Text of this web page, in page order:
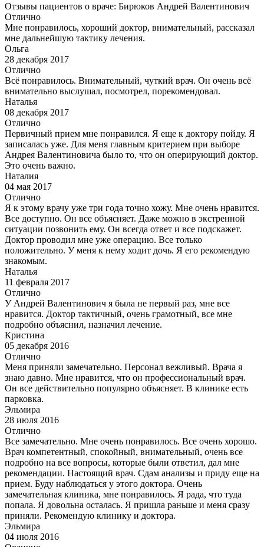
Отзывы пациентов о враче: Бирюков Андрей Валентинович
Отлично
Мне понравилось, хороший доктор, внимательный, рассказал
мне дальнейшую тактику лечения.
Ольга
28 декабря 2017
Отлично
Всё понравилось. Внимательный, чуткий врач. Он очень всё
внимательно выслушал, посмотрел, порекомендовал.
Наталья
08 декабря 2017
Отлично
Первичный прием мне понравился. Я еще к доктору пойду. Я
записалась уже. Для меня главным критерием при выборе
Андрея Валентиновича было то, что он оперирующий доктор.
Это очень важно.
Наталия
04 мая 2017
Отлично
Я к этому врачу уже три года точно хожу. Мне очень нравится.
Все доступно. Он все объясняет. Даже можно в экстренной
ситуации позвонить ему. Он всегда ответ и все подскажет.
Доктор проводил мне уже операцию. Все только
положительно. У меня к нему ходит дочь. Я его рекомендую
знакомым.
Наталья
11 февраля 2017
Отлично
У Андрей Валентинович я была не первый раз, мне все
нравится. Доктор тактичный, очень грамотный, все мне
подробно объяснил, назначил лечение.
Кристина
05 декабря 2016
Отлично
Меня приняли замечательно. Персонал вежливый. Врача я
знаю давно. Мне нравится, что он профессиональный врач.
Он все действительно популярно объясняет. В клинике есть
парковка.
Эльмира
28 июля 2016
Отлично
Все замечательно. Мне очень понравилось. Все очень хорошо.
Врач компетентный, спокойный, внимательный, очень все
подробно на все вопросы, которые были ответил, дал мне
рекомендации. Настоящий врач. Сдам анализы и приду еще на
прием. Буду наблюдаться у этого доктора. Очень
замечательная клиника, мне понравилось. Я рада, что туда
попала. Я довольна осталась. Я пришла раньше и меня сразу
приняли. Рекомендую клинику и доктора.
Эльмира
04 июля 2016